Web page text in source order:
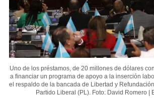
Uno de los préstamos, de 20 millones de dólares
a financiar un programa de apoyo a la inserción
el respaldo de la bancada de Libertad y
Partido Liberal (PL). Foto: David Romero |